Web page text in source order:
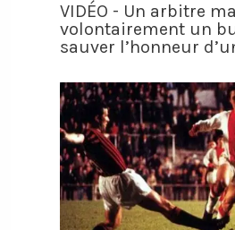
VIDÉO - Un arbitre
volontairement un
sauver l’honneur